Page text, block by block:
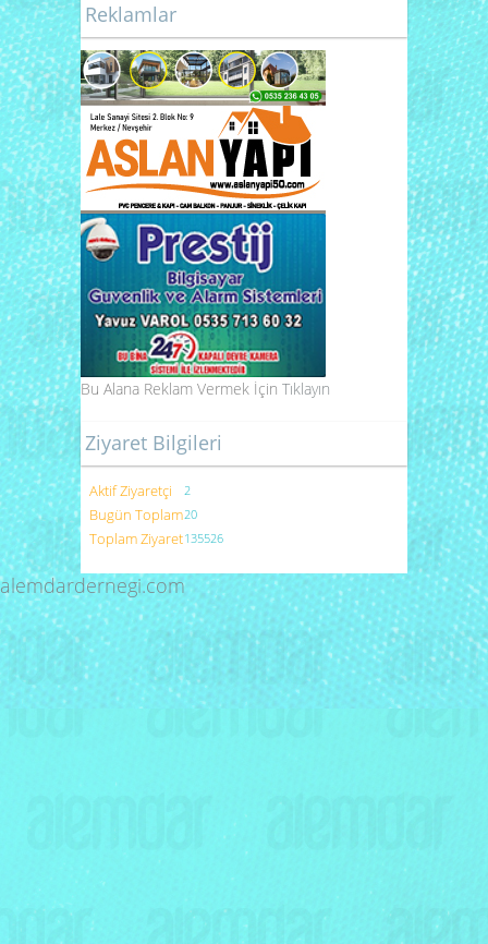
Reklamlar
Bu Alana Reklam Vermek İçin Tıklayın
Ziyaret Bilgileri
Aktif Ziyaretçi 2
Bugün Toplam20
Toplam Ziyaret135526
alemdardernegi.com